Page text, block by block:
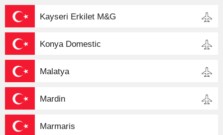
Kayseri Erkilet M&G
Konya Domestic
Malatya
Mardin
Marmaris